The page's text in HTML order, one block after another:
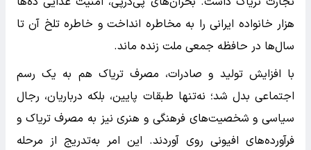
هزار خانواده ایرانی را به مخاطره انداخت و خاطره تلخ آن تا
سال‌ها در حافظه جمعی ملت زنده ماند.
با افزایش تولید و صادرات، مصرف تریاک هم به یک رسم
اجتماعی بدل شد؛ نه‌تنها طبقات پایین، بلکه درباریان، رجال
سیاسی و شخصیت‌های فرهنگی و هنری نیز به مصرف تریاک و
فرآورده‌های افیونی روی آوردند. این امر به‌تدریج از مرحله